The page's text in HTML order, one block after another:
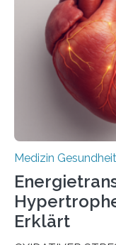
vorab zu prüfen,
wirken. Dabei
als Biomarker für
dienen könnte.
häufigsten
Medizin Gesundheit
Erklärt